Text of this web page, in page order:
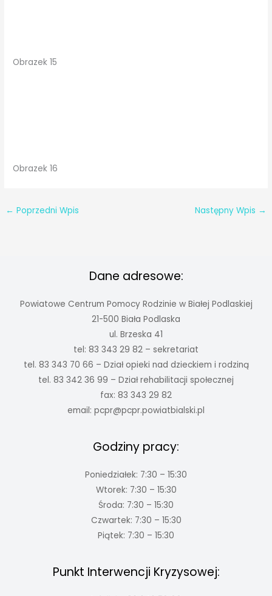
Obrazek 15
Obrazek 16
← Poprzedni Wpis Następny Wpis →
Dane adresowe:
Powiatowe Centrum Pomocy Rodzinie w Białej Podlaskiej
21-500 Biała Podlaska
ul. Brzeska 41
tel: 83 343 29 82 – sekretariat
tel. 83 343 70 66 – Dział opieki nad dzieckiem i rodziną
tel. 83 342 36 99 – Dział rehabilitacji społecznej
fax: 83 343 29 82
email: pcpr@pcpr.powiatbialski.pl
Godziny pracy:
Poniedziałek: 7:30 – 15:30
Wtorek: 7:30 – 15:30
Środa: 7:30 – 15:30
Czwartek: 7:30 – 15:30
Piątek: 7:30 – 15:30
Punkt Interwencji Kryzysowej: